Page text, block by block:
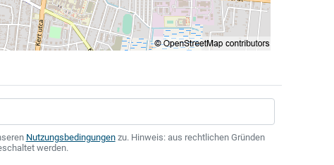
Nutzungsbedingungenzu. Hinweis: aus rechtlichen Gründen
werden.